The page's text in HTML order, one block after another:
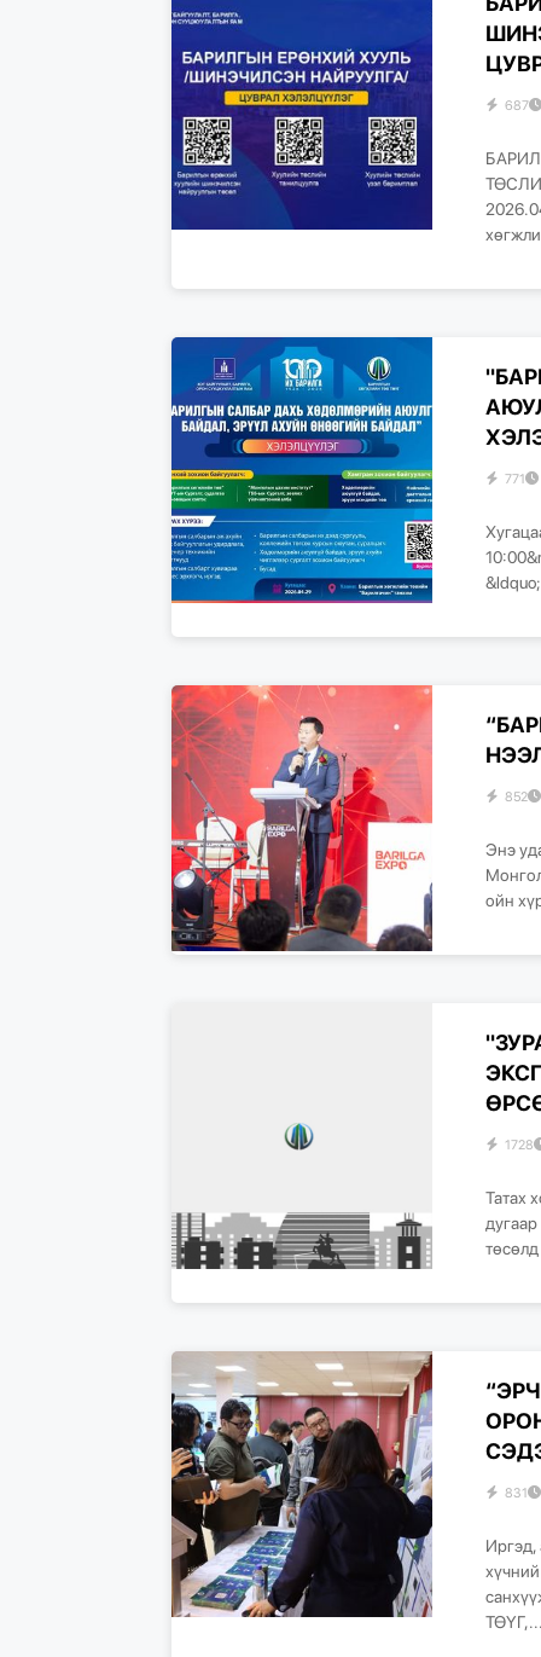
687
771
852
Энэ
ойн
1728
Татах
831
Иргэд,